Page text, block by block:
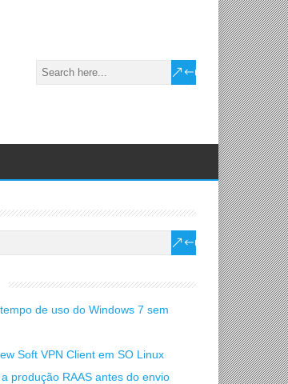
de uso do Windows 7 sem
Soft VPN Client em SO Linux
produção RAAS antes do envio